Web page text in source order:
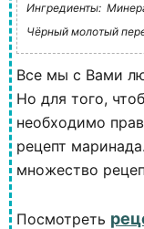
Ингредиенты:
Чёрный молотый
Все мы с Вами
Но для того,
необходимо
рецепт
множество
Посмотреть